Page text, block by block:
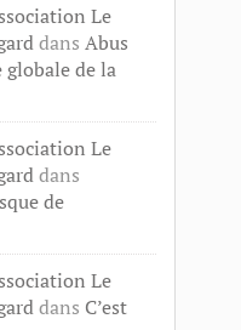
Le
dans Abus
globale de la
Le
dans
de
Le
dans C’est